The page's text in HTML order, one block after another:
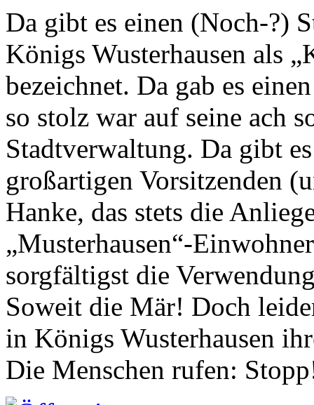
Da gibt es einen (Noch-?)
Königs Wusterhausen als
bezeichnet. Da gab es
so stolz war auf seine ach
Stadtverwaltung. Da gibt
großartigen Vorsitzenden
Hanke, das stets die
„Musterhausen“-
sorgfältigst die
Soweit die Mär! Doch
in Königs Wusterhausen
Die Menschen rufen: